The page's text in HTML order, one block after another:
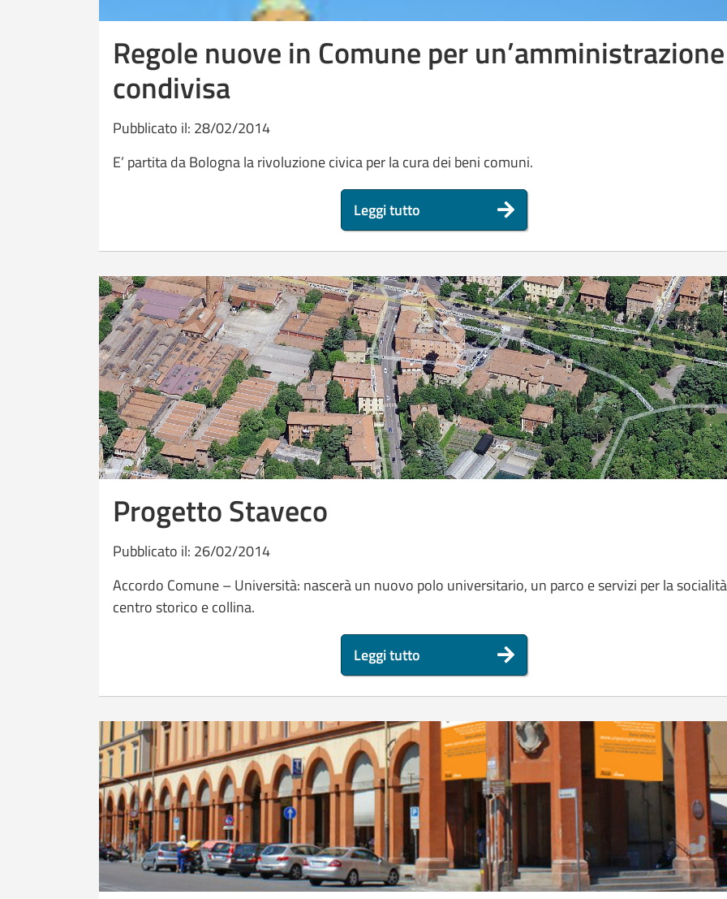
Regole nuove in Comune per un’amministrazione
condivisa
Pubblicato il: 28/02/2014
E’ partita da Bologna la rivoluzione civica per la cura dei beni comuni.
Leggi tutto
Progetto Staveco
Pubblicato il: 26/02/2014
Accordo Comune – Università: nascerà un nuovo polo universitario, un parco e servizi per la
centro storico e collina.
Leggi tutto